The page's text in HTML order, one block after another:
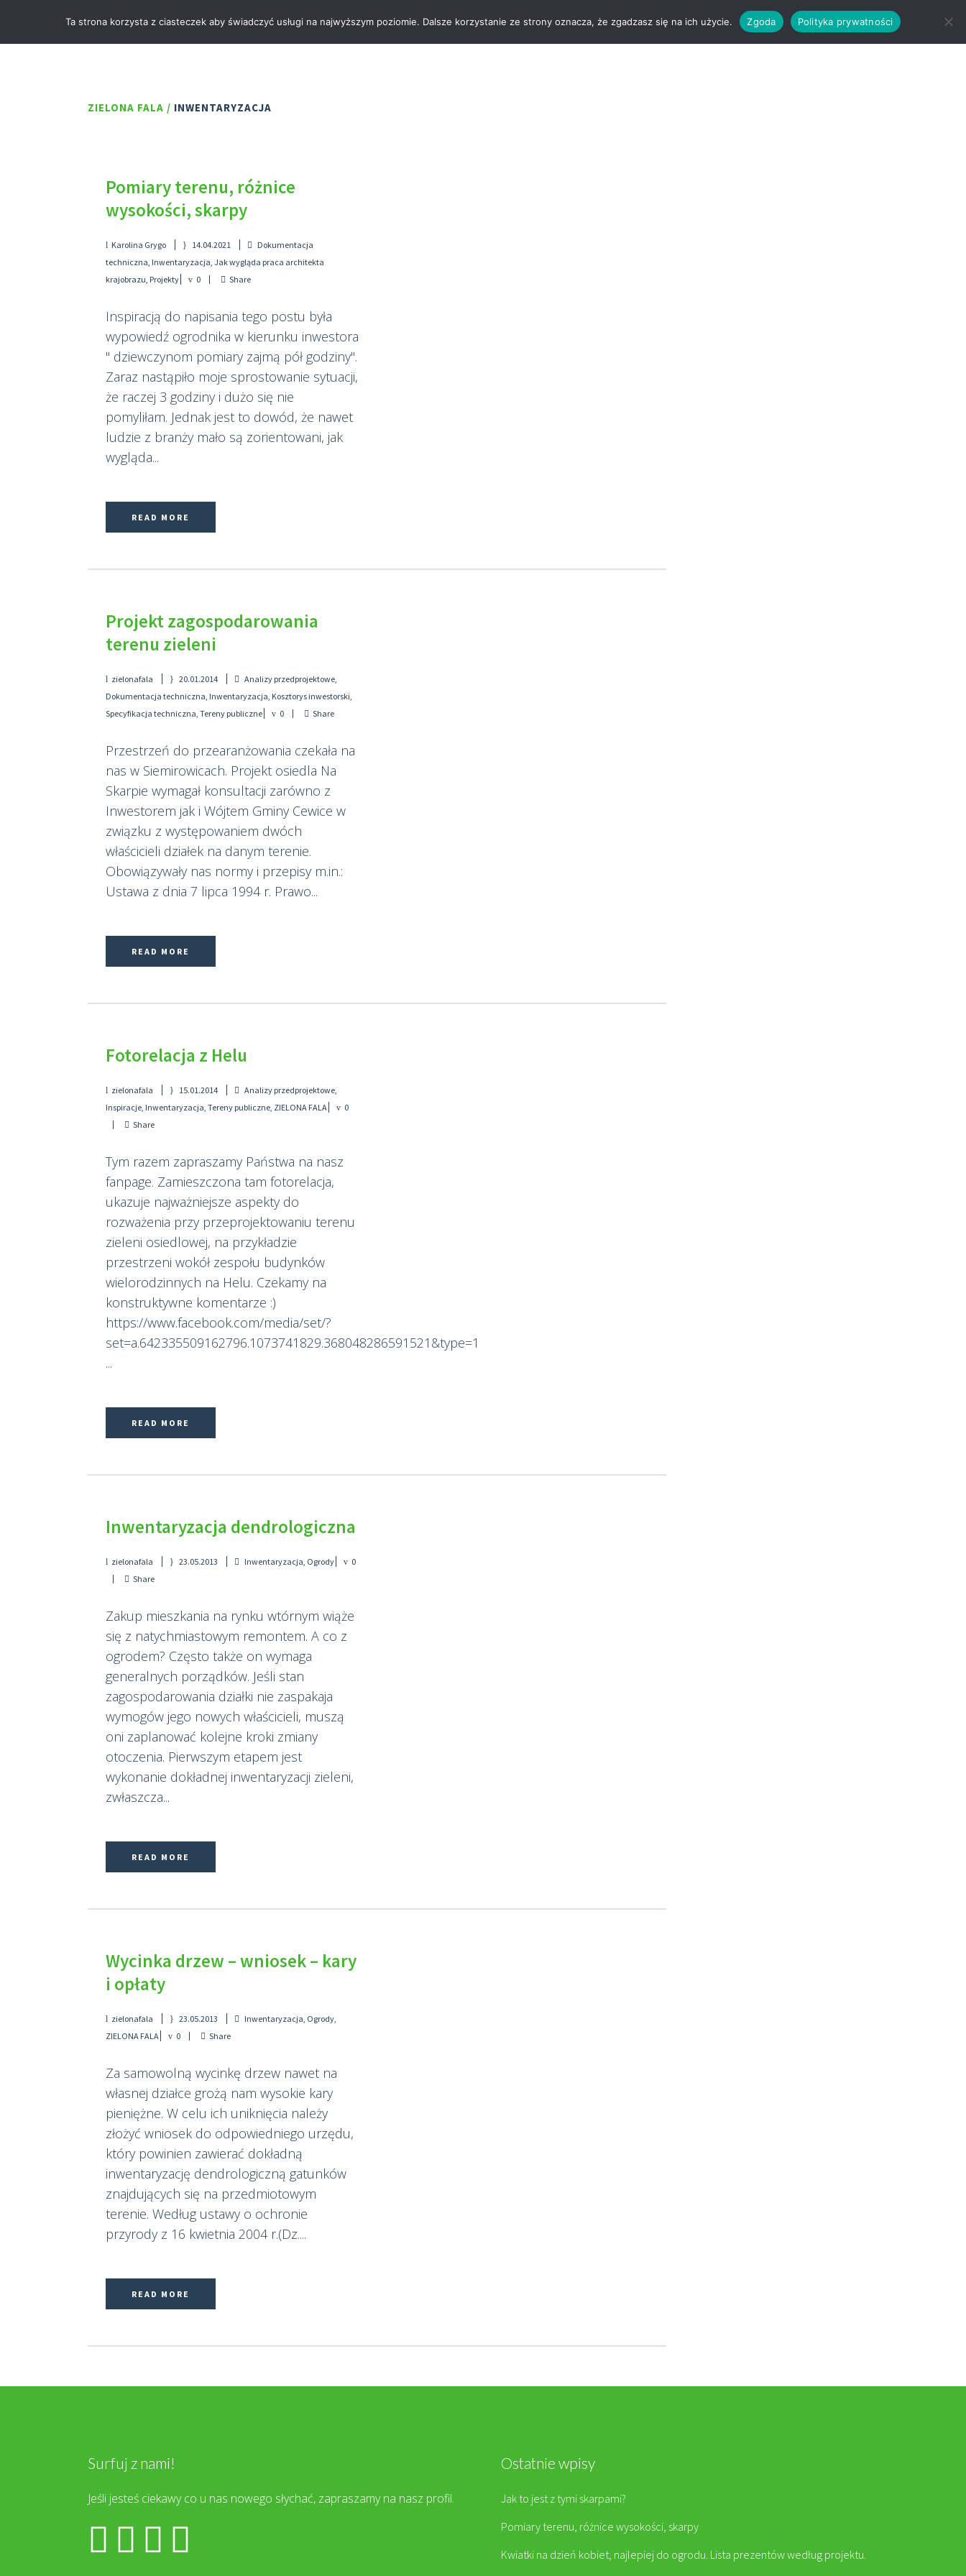
KONTAKT BLOG
ZIELONA FALA / INWENTARYZACJA
Pomiary terenu, różnice
wysokości, skarpy
Karolina Grygo 14.04.2021
Dokumentacja
techniczna, Inwentaryzacja, Jak wygląda praca architekta
krajobrazu, Projekty 0 Share
Inspiracją do napisania tego postu była
wypowiedź ogrodnika w kierunku inwestora
" dziewczynom pomiary zajmą pół godziny".
Zaraz nastąpiło moje sprostowanie sytuacji,
że raczej 3 godziny i dużo się nie
pomyliłam. Jednak jest to dowód, że nawet
ludzie z branży mało są zorientowani, jak
wygląda...
READ MORE
Projekt zagospodarowania
terenu zieleni
zielonafala 20.01.2014 Analizy przedprojektowe,
Dokumentacja techniczna, Inwentaryzacja, Kosztorys inwestorski,
Specyfikacja techniczna, Tereny publiczne 0 Share
Przestrzeń do przearanżowania czekała na
nas w Siemirowicach. Projekt osiedla Na
Skarpie wymagał konsultacji zarówno z
Inwestorem jak i Wójtem Gminy Cewice w
związku z występowaniem dwóch
właścicieli działek na danym terenie.
Obowiązywały nas normy i przepisy m.in.:
Ustawa z dnia 7 lipca 1994 r. Prawo...
READ MORE
Fotorelacja z Helu
zielonafala 15.01.2014 Analizy przedprojektowe,
Inspiracje, Inwentaryzacja, Tereny publiczne, ZIELONA FALA
0
Share
Tym razem zapraszamy Państwa na nasz
fanpage. Zamieszczona tam fotorelacja,
ukazuje najważniejsze aspekty do
rozważenia przy przeprojektowaniu terenu
zieleni osiedlowej, na przykładzie
przestrzeni wokół zespołu budynków
wielorodzinnych na Helu. Czekamy na
konstruktywne komentarze :)
https://www.facebook.com/media/set/?
set=a.642335509162796.1073741829.368048286591521&type=1
...
READ MORE
Inwentaryzacja dendrologiczna
zielonafala 23.05.2013 Inwentaryzacja, Ogrody
0
Share
Zakup mieszkania na rynku wtórnym wiąże
się z natychmiastowym remontem. A co z
ogrodem? Często także on wymaga
generalnych porządków. Jeśli stan
zagospodarowania działki nie zaspakaja
wymogów jego nowych właścicieli, muszą
oni zaplanować kolejne kroki zmiany
otoczenia. Pierwszym etapem jest
wykonanie dokładnej inwentaryzacji zieleni,
zwłaszcza...
READ MORE
Wycinka drzew – wniosek – kary
i opłaty
zielonafala 23.05.2013 Inwentaryzacja, Ogrody,
ZIELONA FALA
0 Share
Za samowolną wycinkę drzew nawet na
własnej działce grożą nam wysokie kary
pieniężne. W celu ich uniknięcia należy
złożyć wniosek do odpowiedniego urzędu,
który powinien zawierać dokładną
inwentaryzację dendrologiczną gatunków
znajdujących się na przedmiotowym
terenie. Według ustawy o ochronie
przyrody z 16 kwietnia 2004 r.(Dz....
READ MORE
Surfuj z nami!
Jeśli jesteś ciekawy co u nas nowego słychać, zapraszamy na nasz profil.
Ostatnie wpisy
Jak to jest z tymi skarpami?
Pomiary terenu, różnice wysokości, skarpy
Kwiatki na dzień kobiet, najlepiej do ogrodu. Lista prezentów według projektu.
Ta strona korzysta z ciasteczek aby świadczyć usługi na najwyższym poziomie. Dalsze korzystanie ze strony oznacza, że zgadzasz się na ich użycie. Zgoda Polityka prywatności